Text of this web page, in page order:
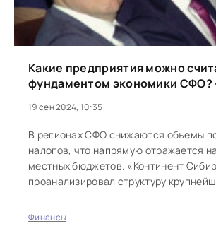
Какие предприятия можно
фундаментом экономики СФО?
19 сен 2024, 10:35
В регионах СФО снижаются объемы
налогов, что напрямую отражается
местных бюджетов. «Континент
проанализировал структуру
стороны...
Финансы